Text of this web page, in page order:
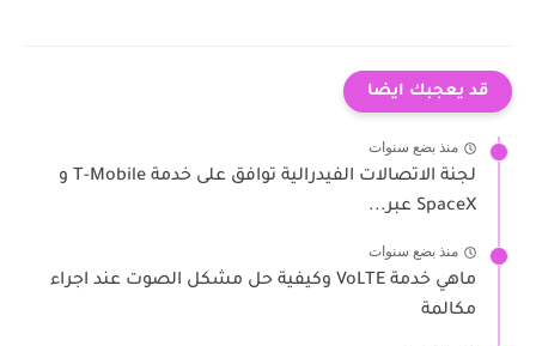
قد يعجبك ايضا
منذ بضع سنوات
لجنة الاتصالات الفيدرالية توافق على خدمة T-Mobile و
SpaceX عبر...
منذ بضع سنوات
ماهي خدمة VoLTE وكيفية حل مشكل الصوت عند اجراء
مكالمة